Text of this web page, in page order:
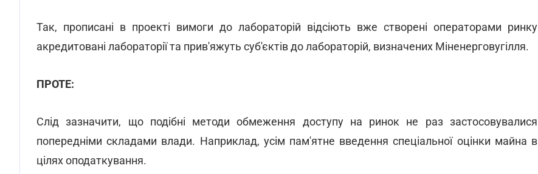
Так, прописані в проекті вимоги до лабораторій відсіють вже створені операторами ринку
акредитовані лабораторії та прив'яжуть суб'єктів до лабораторій, визначених Міненерговугілля.
ПРОТЕ:
Слід зазначити, що подібні методи обмеження доступу на ринок не раз застосовувалися
попередніми складами влади. Наприклад, усім пам'ятне введення спеціальної оцінки майна в
цілях оподаткування.